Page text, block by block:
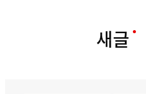
새글